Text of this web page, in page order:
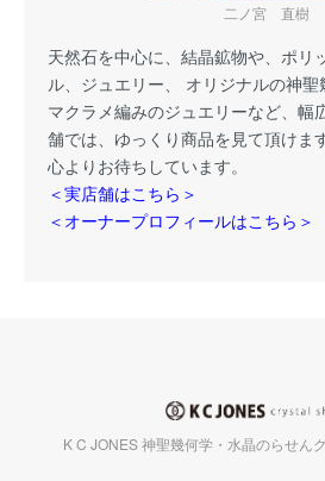
二ノ宮 直樹
天然石を中心に、結晶鉱物や、ポリ
ル、ジュエリー、 オリジナルの神聖
マクラメ編みのジュエリーなど、幅
舗では、ゆっくり商品を見て頂けま
心よりお待ちしています。
＜実店舗はこちら＞
＜オーナープロフィールはこちら＞
K C JONES 神聖幾何学・水晶のらせん